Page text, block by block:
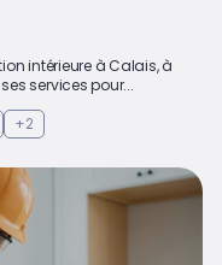
intérieure à Calais, à
services pour...
+2